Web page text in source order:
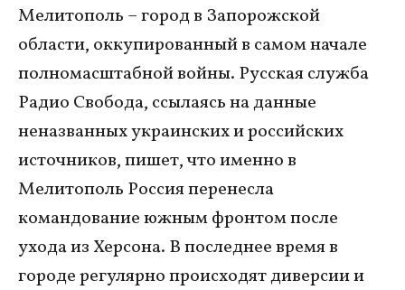
Мелитополь – город в Запорожской
области, оккупированный в самом начале
полномасштабной войны. Русская служба
Радио Свобода, ссылаясь на данные
неназванных украинских и российских
источников, пишет, что именно в
Мелитополь Россия перенесла
командование южным фронтом после
ухода из Херсона. В последнее время в
городе регулярно происходят диверсии и